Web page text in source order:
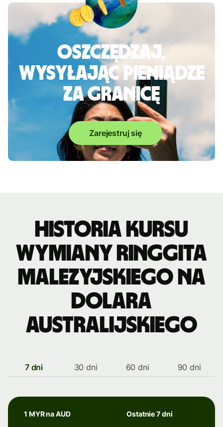
Oszczędzaj,
wysyłając pieniądze
za granicę
Zarejestruj się
Historia kursu
wymiany ringgita
malezyjskiego na
dolara
australijskiego
7 dni 30 dni 60 dni 90 dni
1 MYR na AUD Ostatnie 7 dni